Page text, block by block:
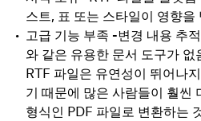
스트, 표 또는 스타일이 영향을
고급 기능 부족 -변경 내용 추
와 같은 유용한 문서 도구가 없
RTF 파일은 유연성이 뛰어나
기 때문에 많은 사람들이 훨씬
형식인 PDF 파일로 변환하는